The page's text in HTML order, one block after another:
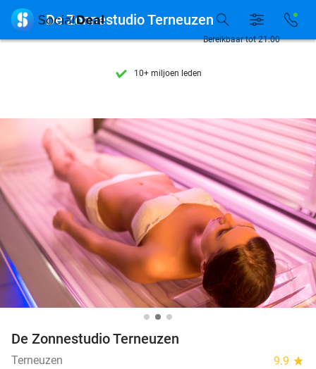
7 dagen per week beschikbaar
7 dagen per week beschikbaar
10+ miljoen leden
Bereikbaar tot 21:00
 De Zonnestudio Terneuzen
De Zonnestudio Terneuzen
Terneuzen 9.9 star